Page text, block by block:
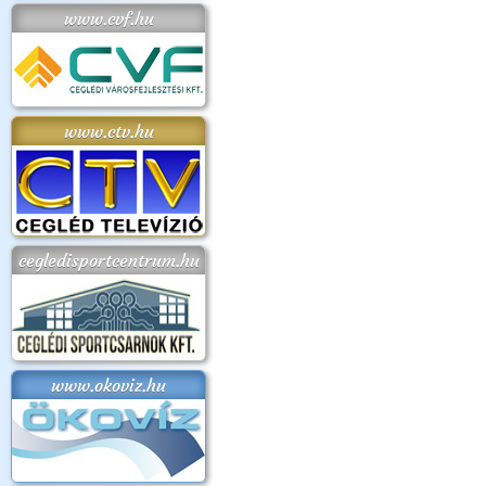
www.cvf.hu
www.ctv.hu
cegledisportcentrum.hu
www.okoviz.hu